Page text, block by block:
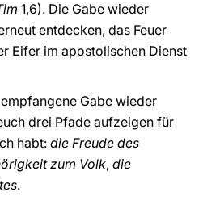
1,6). Die Gabe wieder
entdecken, das Feuer
Eifer im apostolischen Dienst
Gabe wieder
drei Pfade aufzeigen für
habt: die Freude des
zum Volk, die
.